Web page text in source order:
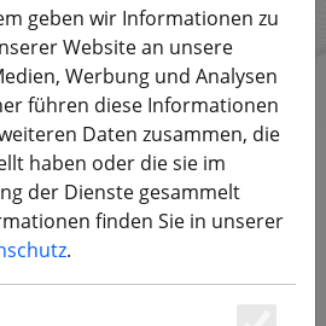
PRODUKTEN
geben wir Informationen zu
Website an unsere
Werbung und Analysen
führen diese Informationen
Daten zusammen, die
haben oder die sie im
der Dienste gesammelt
finden Sie in unserer
.